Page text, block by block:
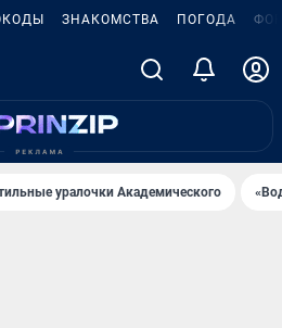
ЗНАКОМСТВА ПОГОДА
уралочки Академического